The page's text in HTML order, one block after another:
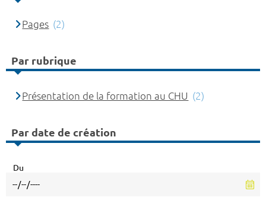
Pages (2)
Par rubrique
Présentation de la formation au CHU (2)
Par date de création
Du